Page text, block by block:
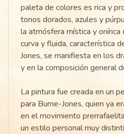
paleta de colores es rica y
tonos dorados, azules y
la atmósfera mística y onírica
curva y fluida, característica
Jones, se manifiesta en los
y en la composición general
La pintura fue creada en un
para Burne-Jones, quien ya
en el movimiento
un estilo personal muy